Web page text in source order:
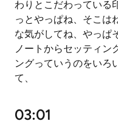
わりとこだわっている
っとやっぱね、そこは
な気がしてね、やっぱ
ノートからセッティン
ングっていうのをいろ
て、
03:01